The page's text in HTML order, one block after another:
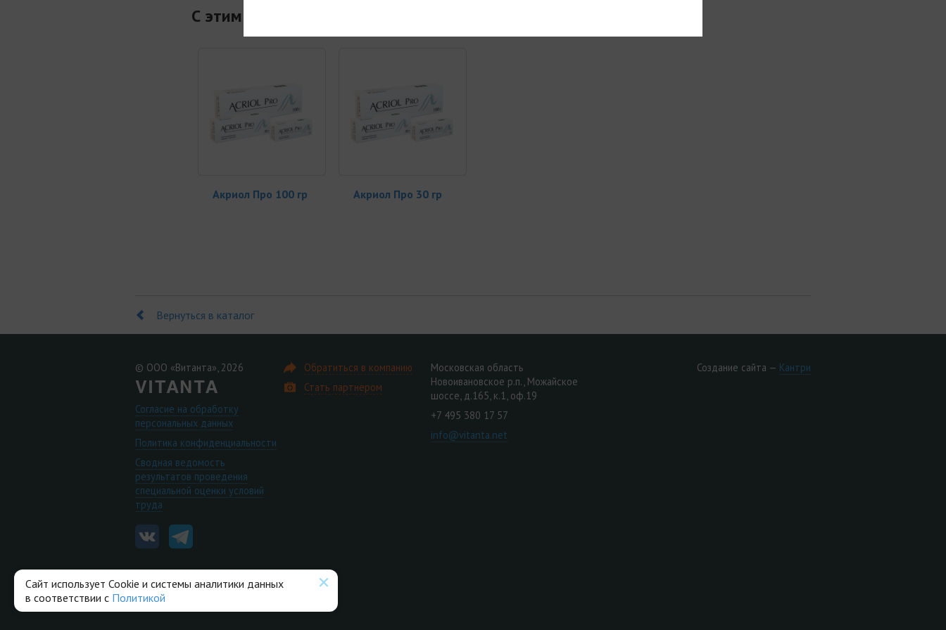
С этим товаром заказывают
Акриол Про 100 гр Акриол Про 30 гр
Вернуться в каталог
© ООО «Витанта», 2026
Согласие на обработку
персональных данных
Политика конфиденциальности
Сводная ведомость
результатов проведения
специальной оценки условий
труда
Обратиться в компанию
Стать партнером
Московская область
Новоивановское р.п., Можайское
шоссе, д.165, к.1, оф.19
+7 495 380 17 57
info@vitanta.net
Создание сайта — Кантри
Сайт использует Cookie и системы аналитики данных
в соответствии с Политикой